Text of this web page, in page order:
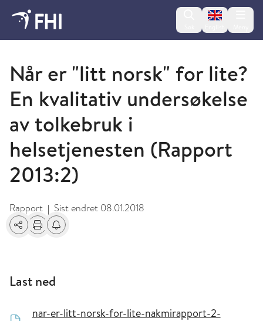
Change
2013 - publikasjoner fra FHI
Når er "litt norsk" for lite?
En kvalitativ undersøkelse
av tolkebruk i
helsetjenesten (Rapport
2013:2)
Rapport | Sist endret 08.01.2018
Del Skriv utFå varsel om endringer
Last ned
nar-er-litt-norsk-for-lite-nakmirapport-2-